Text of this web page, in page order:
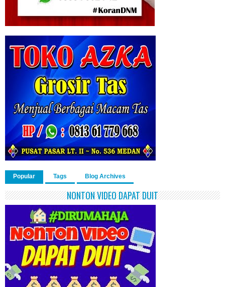
Popular Tags Blog Archives
NONTON VIDEO DAPAT DUIT